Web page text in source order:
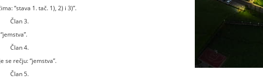
“stava 1. tač. 1), 2) i 3)”.
Član 3.
Član 4.
se rečju: “jemstva”.
Član 5.